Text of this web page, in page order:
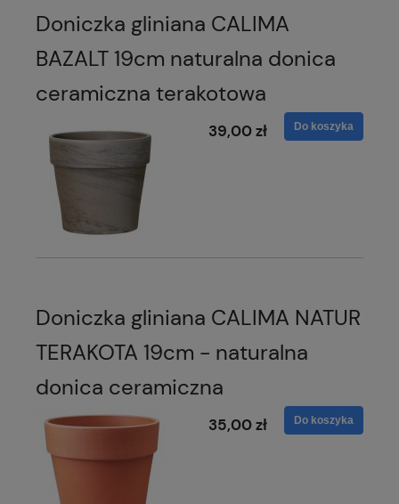
Doniczka gliniana CALIMA
BAZALT 19cm naturalna donica
ceramiczna terakotowa
39,00 zł Do koszyka
Doniczka gliniana CALIMA NATUR
TERAKOTA 19cm - naturalna
donica ceramiczna
35,00 zł Do koszyka